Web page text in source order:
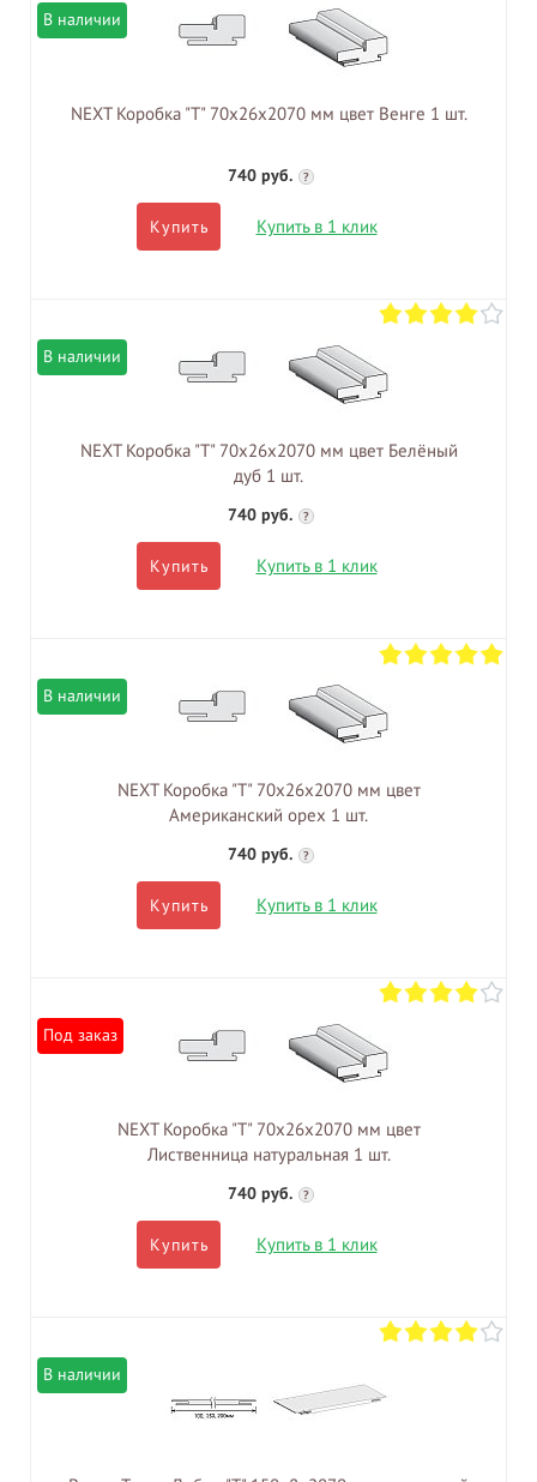
В наличии
NEXT Коробка "Т" 70х26х2070 мм цвет Венге 1 шт.
740 руб. ?
Купить Купить в 1 клик
В наличии
NEXT Коробка "Т" 70х26х2070 мм цвет Белёный
дуб 1 шт.
740 руб. ?
Купить Купить в 1 клик
В наличии
NEXT Коробка "Т" 70х26х2070 мм цвет
Американский орех 1 шт.
740 руб. ?
Купить Купить в 1 клик
Под заказ
NEXT Коробка "Т" 70х26х2070 мм цвет
Лиственница натуральная 1 шт.
740 руб. ?
Купить Купить в 1 клик
В наличии